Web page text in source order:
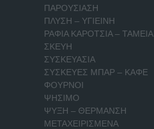
ΠΑΡΟΥΣΙΑΣΗ
ΠΛΥΣΗ – ΥΓΙΕΙΝΗ
ΡΑΦΙΑ ΚΑΡΟΤΣΙΑ – ΤΑΜΕΙΑ
ΣΚΕΥΗ
ΣΥΣΚΕΥΑΣΙΑ
ΣΥΣΚΕΥΕΣ ΜΠΑΡ – ΚΑΦΕ
ΦΟΥΡΝΟΙ
ΨΗΣΙΜΟ
ΨΥΞΗ – ΘΕΡΜΑΝΣΗ
ΜΕΤΑΧΕΙΡΙΣΜΕΝΑ